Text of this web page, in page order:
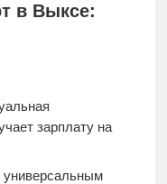
в Выксе:
зарплату на
универсальным